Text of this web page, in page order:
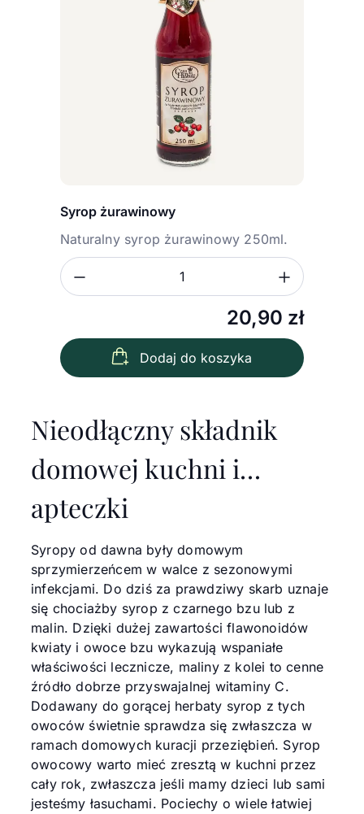
Syrop żurawinowy
Naturalny syrop żurawinowy 250ml.
20,90 zł
Zmniejsz ilość
Dodaj do koszyka
Nieodłączny składnik
domowej kuchni i…
apteczki
Syropy od dawna były domowym
sprzymierzeńcem w walce z sezonowymi
infekcjami. Do dziś za prawdziwy skarb uznaje
się chociażby syrop z czarnego bzu lub z
malin. Dzięki dużej zawartości flawonoidów
kwiaty i owoce bzu wykazują wspaniałe
właściwości lecznicze, maliny z kolei to cenne
źródło dobrze przyswajalnej witaminy C.
Dodawany do gorącej herbaty syrop z tych
owoców świetnie sprawdza się zwłaszcza w
ramach domowych kuracji przeziębień. Syrop
owocowy warto mieć zresztą w kuchni przez
cały rok, zwłaszcza jeśli mamy dzieci lub sami
jesteśmy łasuchami. Pociechy o wiele łatwiej